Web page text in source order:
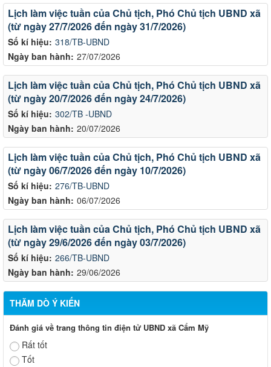
Số kí hiệu: 318/TB-UBND
Ngày ban hành: 27/07/2026
Lịch làm việc tuần của Chủ tịch, Phó Chủ tịch UBND xã
(từ ngày 27/7/2026 đến ngày 31/7/2026)
Số kí hiệu: 302/TB -UBND
Ngày ban hành: 20/07/2026
Lịch làm việc tuần của Chủ tịch, Phó Chủ tịch UBND xã
(từ ngày 20/7/2026 đến ngày 24/7/2026)
Số kí hiệu: 276/TB-UBND
Ngày ban hành: 06/07/2026
Lịch làm việc tuần của Chủ tịch, Phó Chủ tịch UBND xã
(từ ngày 06/7/2026 đến ngày 10/7/2026)
Số kí hiệu: 266/TB-UBND
Ngày ban hành: 29/06/2026
Lịch làm việc tuần của Chủ tịch, Phó Chủ tịch UBND xã
(từ ngày 29/6/2026 đến ngày 03/7/2026)
THĂM DÒ Ý KIẾN
Đánh giá về trang thông tin điện tử UBND xã Cẩm Mỹ
Rất tốt
Tốt